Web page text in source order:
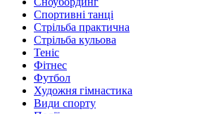
Спортивні танці
Стрільба практична
Стрільба кульова
Теніс
Фітнес
Футбол
Художня гімнастика
Види спорту